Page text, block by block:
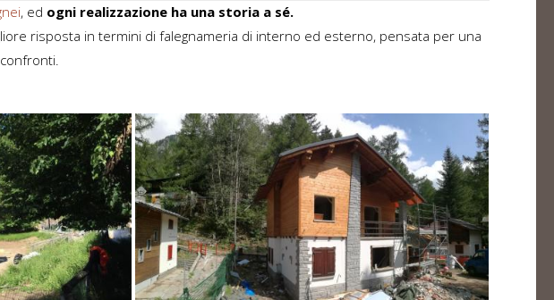
, ed ogni realizzazione ha una storia a sé.
risposta in termini di falegnameria di interno ed esterno, pensata per una